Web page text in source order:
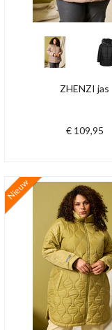
ZHENZI jas
€ 109,95
Nieuw